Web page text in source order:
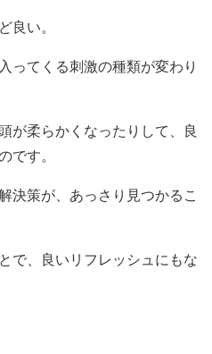
良い。
ってくる刺激の種類が変わり
が柔らかくなったりして、良
です。
決策が、あっさり見つかるこ
で、良いリフレッシュにもな